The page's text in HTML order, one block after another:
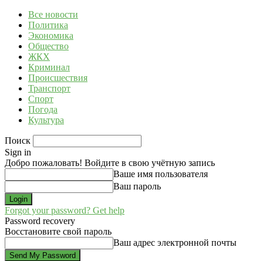
Все новости
Политика
Экономика
Общество
ЖКХ
Криминал
Происшествия
Транспорт
Спорт
Погода
Культура
Поиск
Sign in
Добро пожаловать! Войдите в свою учётную запись
Ваше имя пользователя
Ваш пароль
Forgot your password? Get help
Password recovery
Восстановите свой пароль
Ваш адрес электронной почты